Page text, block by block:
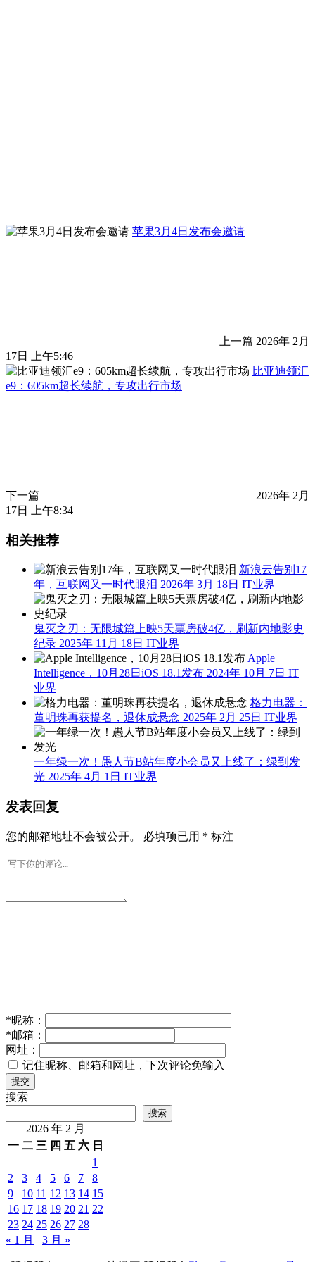
苹果3月4日发布会邀请
上一篇 2026年 2月
17日 上午5:46
比亚迪领汇
e9：605km超长续航，专攻出行市场
下一篇
2026年 2月
17日 上午8:34
相关推荐
新浪云告别17
年，互联网又一时代眼泪 2026年 3月 18日 IT业界
鬼灭之刃：无限城篇上映5天票房破4亿，刷新内地影史
纪录 2025年 11月 18日 IT业界
Apple
Intelligence，10月28日iOS 18.1发布 2024年 10月 7日 IT
业界
格力电器：
董明珠再获提名，退休成悬念 2025年 2月 25日 IT业界
一年绿一次！愚人节B站年度小会员又上线了：绿到发
光 2025年 4月 1日 IT业界
发表回复
您的邮箱地址不会被公开。 必填项已用 * 标注
*昵称：
*邮箱：
网址：
记住昵称、邮箱和网址，下次评论免输入
提交
搜索
搜索
2026 年 2 月
一 二 三 四 五 六 日
1
2
3 4 5 6 7
8
9
10 11 12 13 14 15
16 17 18 19 20 21 22
23 24 25 26 27 28
« 1 月
3 月 »